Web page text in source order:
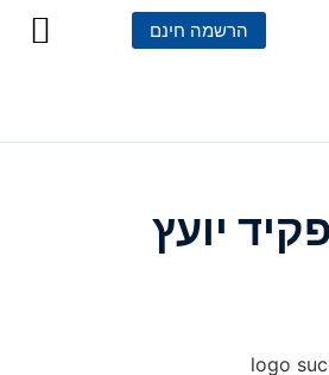
הרשמה חינם
יועץ